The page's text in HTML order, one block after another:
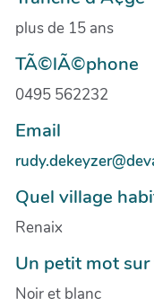
plus de 15 ans
TÃ©lÃ©phone
0495 562232
Email
Quel village
Renaix
Un petit mot
Noir et blanc